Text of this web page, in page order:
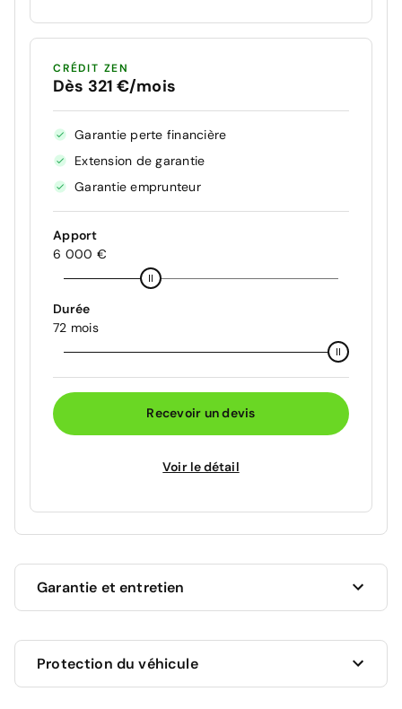
CRÉDIT ZEN
Dès 321 €/mois
Garantie perte financière
Extension de garantie
Garantie emprunteur
Apport
6 000 €
Durée
72 mois
Recevoir un devis
Voir le détail
Garantie et entretien
mois à compter de la date de livraison.
Protection du véhicule